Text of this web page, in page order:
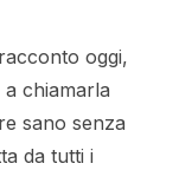
oggi,
chiamarla
sano senza
da tutti i